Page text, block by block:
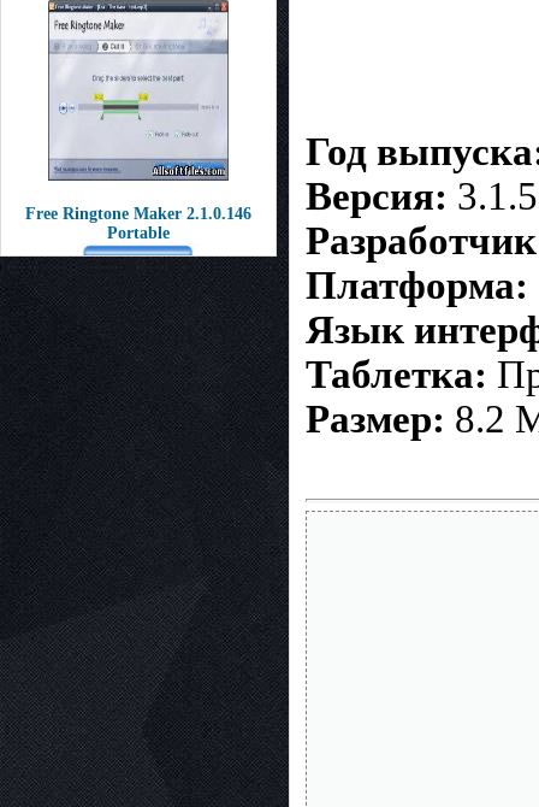
Free Ringtone Maker 2.1.0.146
Portable
Год
Версия: 3.1.5
Платформа:
Язык
Таблетка:
Размер: 8.2